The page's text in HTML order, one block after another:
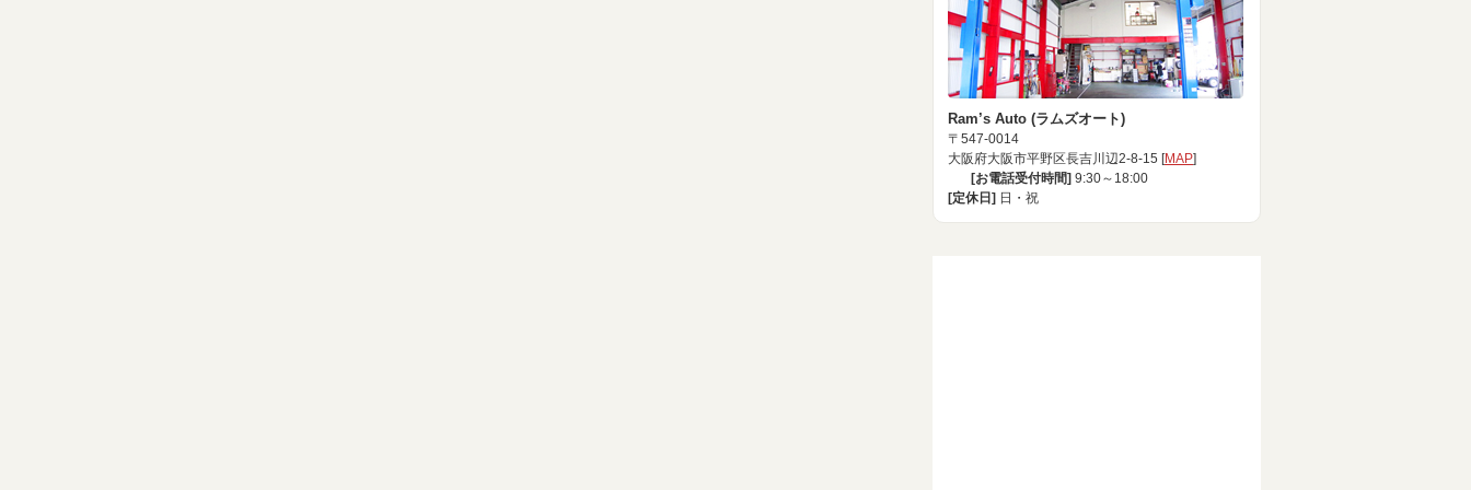
Ram’s Auto (ラムズオート)
〒547-0014
大阪府大阪市平野区長吉川辺2-8-15 [MAP]
[お電話受付時間] 9:30～18:00
[定休日] 日・祝